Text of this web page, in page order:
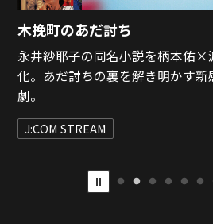
映画『グランメゾン・パリ』
8/8(土) 21:00〜23:15
映画･チャンネルNECO-HD
専門チャンネル